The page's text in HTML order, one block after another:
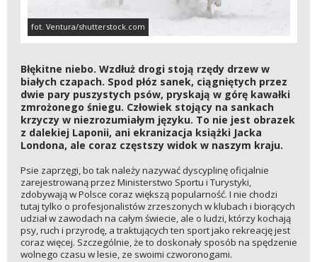
fot. Ventura/shutterstock.com
Błękitne niebo. Wzdłuż drogi stoją rzędy drzew w
białych czapach. Spod płóz sanek, ciągniętych przez
dwie pary puszystych psów, pryskają w górę kawałki
zmrożonego śniegu. Człowiek stojący na sankach
krzyczy w niezrozumiałym języku. To nie jest obrazek
z dalekiej Laponii, ani ekranizacja książki Jacka
Londona, ale coraz częstszy widok w naszym kraju.
Psie zaprzęgi, bo tak należy nazywać dyscyplinę oficjalnie
zarejestrowaną przez Ministerstwo Sportu i Turystyki,
zdobywają w Polsce coraz większą popularność. I nie chodzi
tutaj tylko o profesjonalistów zrzeszonych w klubach i biorących
udział w zawodach na całym świecie, ale o ludzi, którzy kochają
psy, ruch i przyrodę, a traktujących ten sport jako rekreację jest
coraz więcej. Szczególnie, że to doskonały sposób na spędzenie
wolnego czasu w lesie, ze swoimi czworonogami.